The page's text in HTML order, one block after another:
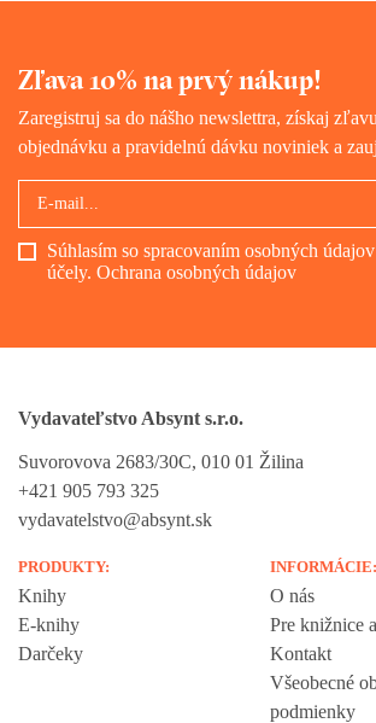
Zľava 10% na prvý nákup!
Zaregistruj sa do nášho newslettra, získaj
objednávku a pravidelnú dávku noviniek a
Súhlasím so spracovaním osobných
účely. Ochrana osobných údajov
Vydavateľstvo Absynt s.r.o.
Suvorovova 2683/30C, 010 01 Žilina
+421 905 793 325
vydavatelstvo@absynt.sk
PRODUKTY:
Knihy
E-knihy
Darčeky
INFORMÁCIE:
O nás
Pre knižnice
Kontakt
Všeobecné
podmienky